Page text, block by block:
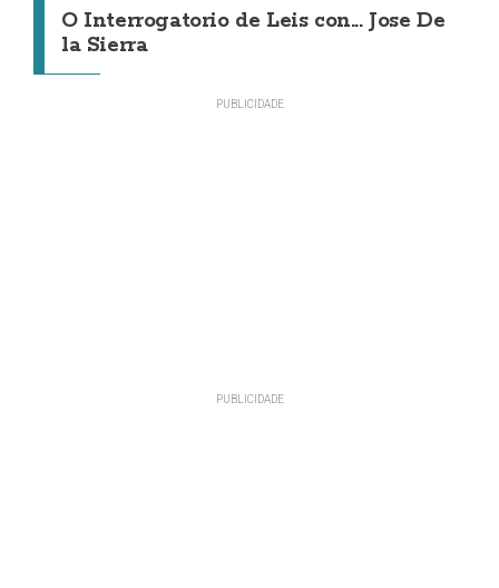
O Interrogatorio de Leis con... Jose De
la Sierra